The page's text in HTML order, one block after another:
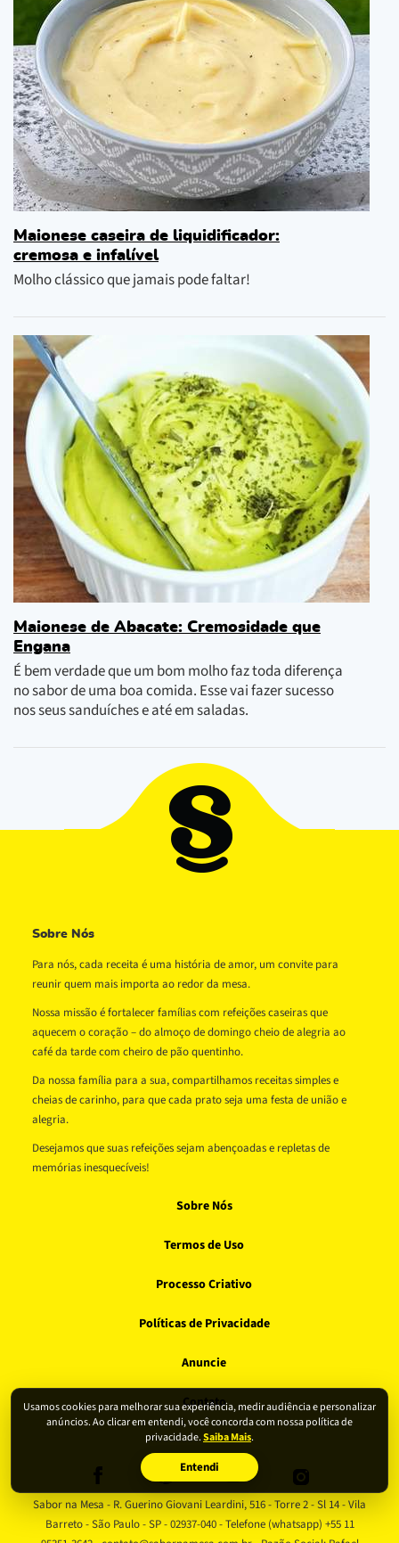
Usamos cookies para melhorar sua experiência, medir audiência e personalizar
anúncios. Ao clicar em entendi, você concorda com nossa política de
privacidade.Saiba Mais.
Entendi
Maionese caseira de liquidificador:
cremosa e infalível
Molho clássico que jamais pode faltar!
Maionese de Abacate: Cremosidade que
Engana
É bem verdade que um bom molho faz toda diferença
no sabor de uma boa comida. Esse vai fazer sucesso
nos seus sanduíches e até em saladas.
Sobre Nós
Para nós, cada receita é uma história de amor, um convite para
reunir quem mais importa ao redor da mesa.
Nossa missão é fortalecer famílias com refeições caseiras que
aquecem o coração – do almoço de domingo cheio de alegria ao
café da tarde com cheiro de pão quentinho.
Da nossa família para a sua, compartilhamos receitas simples e
cheias de carinho, para que cada prato seja uma festa de união e
alegria.
Desejamos que suas refeições sejam abençoadas e repletas de
memórias inesquecíveis!
Sobre Nós
Termos de Uso
Processo Criativo
Políticas de Privacidade
Anuncie
Contato
Sabor na Mesa - R. Guerino Giovani Leardini, 516 - Torre 2 - Sl 14 - Vila
Barreto - São Paulo - SP - 02937-040 - Telefone (whatsapp) +55 11